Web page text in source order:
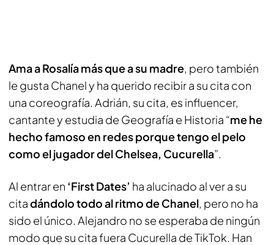
Ama a Rosalía más que a su madre, pero también
le gusta Chanel y ha querido recibir a su cita con
una coreografía. Adrián, su cita, es influencer,
cantante y estudia de Geografía e Historia “me he
hecho famoso en redes porque tengo el pelo
como el jugador del Chelsea, Cucurella”.
Al entrar en ‘First Dates’ ha alucinado al ver a su
citadándolo todo al ritmo de Chanel, pero no ha
sido el único. Alejandro no se esperaba de ningún
modo que su cita fuera Cucurella de TikTok. Han